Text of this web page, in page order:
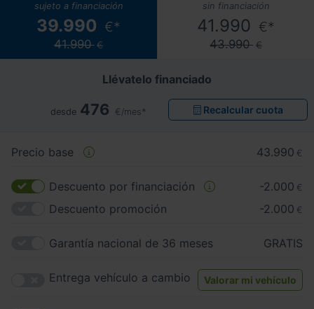
sujeto a financiación
39.990 €*
41.990 €
sin financiación
41.990 €*
43.990 €
Llévatelo financiado
desde 476 €/mes* Recalcular cuota
Precio base 43.990 €
Descuento por financiación -2.000 €
Descuento promoción -2.000 €
Garantía nacional de 36 meses GRATIS
Entrega vehículo a cambio Valorar mi vehículo